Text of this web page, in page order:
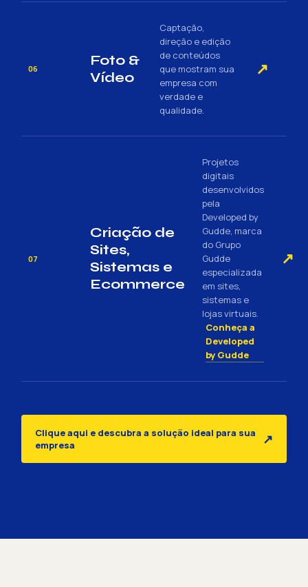
06
Foto &
Vídeo
Captação,
direção e edição
de conteúdos
que mostram sua
empresa com
verdade e
qualidade.
↗
07
Criação de
Sites,
Sistemas e
Ecommerce
Projetos
digitais
desenvolvidos
pela
Developed by
Gudde, marca
do Grupo
Gudde
especializada
em sites,
sistemas e
lojas virtuais.
Conheça a
Developed
by Gudde
↗
Clique aqui e descubra a solução ideal para sua
empresa
↗